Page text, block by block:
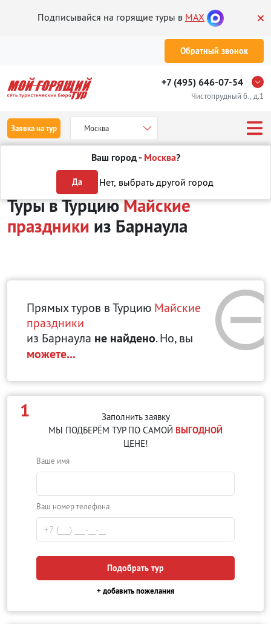
Подписывайся на горящие туры в MAX
Обратный звонок
+7 (495) 646-07-54
Чистопрудный б., д.1
Заявка на тур Москва
Ваш город - Москва?
Да Нет, выбрать другой город
Отдых в Турции Туры на Майские праздники
Туры в ТурциюМайские
праздники из Барнаула
Прямых туров в Турцию Майские
праздники
из Барнаула не найдено. Но, вы
можете...
1
Заполнить заявку
МЫ ПОДБЕРЁМ ТУР ПО САМОЙ ВЫГОДНОЙ
ЦЕНЕ!
Ваше имя
Ваш номер телефона
Подобрать тур
+ добавить пожелания